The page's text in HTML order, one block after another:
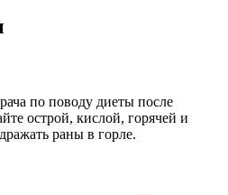
по поводу диеты после
острой, кислой, горячей и
раны в горле.